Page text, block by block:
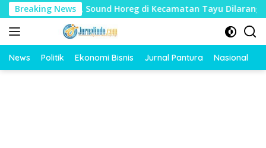
Langsung
ke
konten
Breaking News
Sound Horeg di Kecamatan Tayu Dilarang Dua
News Politik Ekonomi Bisnis Jurnal Pantura Nasional